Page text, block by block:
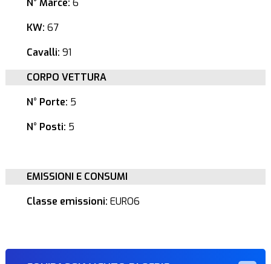
N° Marce: 6
KW: 67
Cavalli: 91
CORPO VETTURA
N° Porte: 5
N° Posti: 5
EMISSIONI E CONSUMI
Classe emissioni: EURO6